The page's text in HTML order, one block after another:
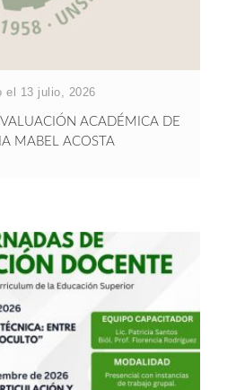
el 13 julio, 2026
ACADÉMICA DE
MABEL ACOSTA